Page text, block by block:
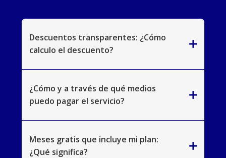
Descuentos transparentes: ¿Cómo
calculo el descuento?
add
¿Cómo y a través de qué medios
puedo pagar el servicio?
add
Meses gratis que incluye mi plan:
¿Qué significa?
add